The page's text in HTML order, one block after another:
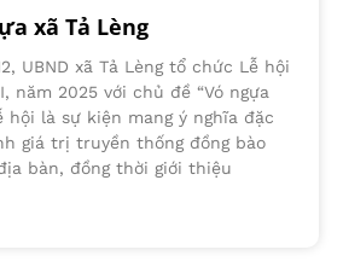
xã Tả Lèng
UBND xã Tả Lèng tổ chức Lễ hội
năm 2025 với chủ đề “Vó ngựa
hội là sự kiện mang ý nghĩa đặc
giá trị truyền thống đồng bào
bàn, đồng thời giới thiệu